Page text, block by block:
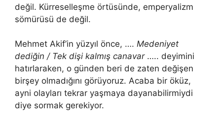
değil. Kürreselleşme örtüsünde, emperyalizm
sömürüsü de değil.
Mehmet Akif’in yüzyıl önce, …. Medeniyet
dediğin / Tek dişi kalmış canavar….. deyimini
hatırlaraken, o günden beri de zaten değişen
birşey olmadığını görüyoruz. Acaba bir öküz,
ayni olayları tekrar yaşmaya dayanabilirmiydi
diye sormak gerekiyor.